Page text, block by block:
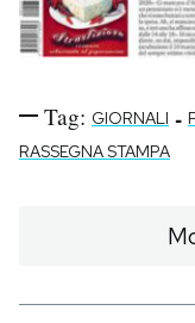
Tag: GIORNALI -
RASSEGNA STAMPA